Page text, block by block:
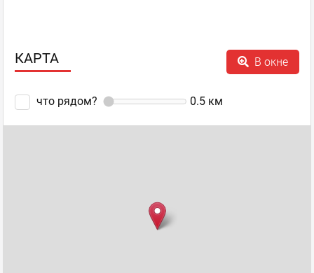
КАРТА В окне
что рядом? 0.5 км